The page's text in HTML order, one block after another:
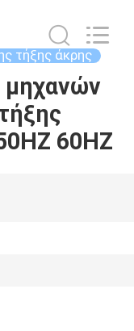
τήξης άκρης
μηχανών
60HZ